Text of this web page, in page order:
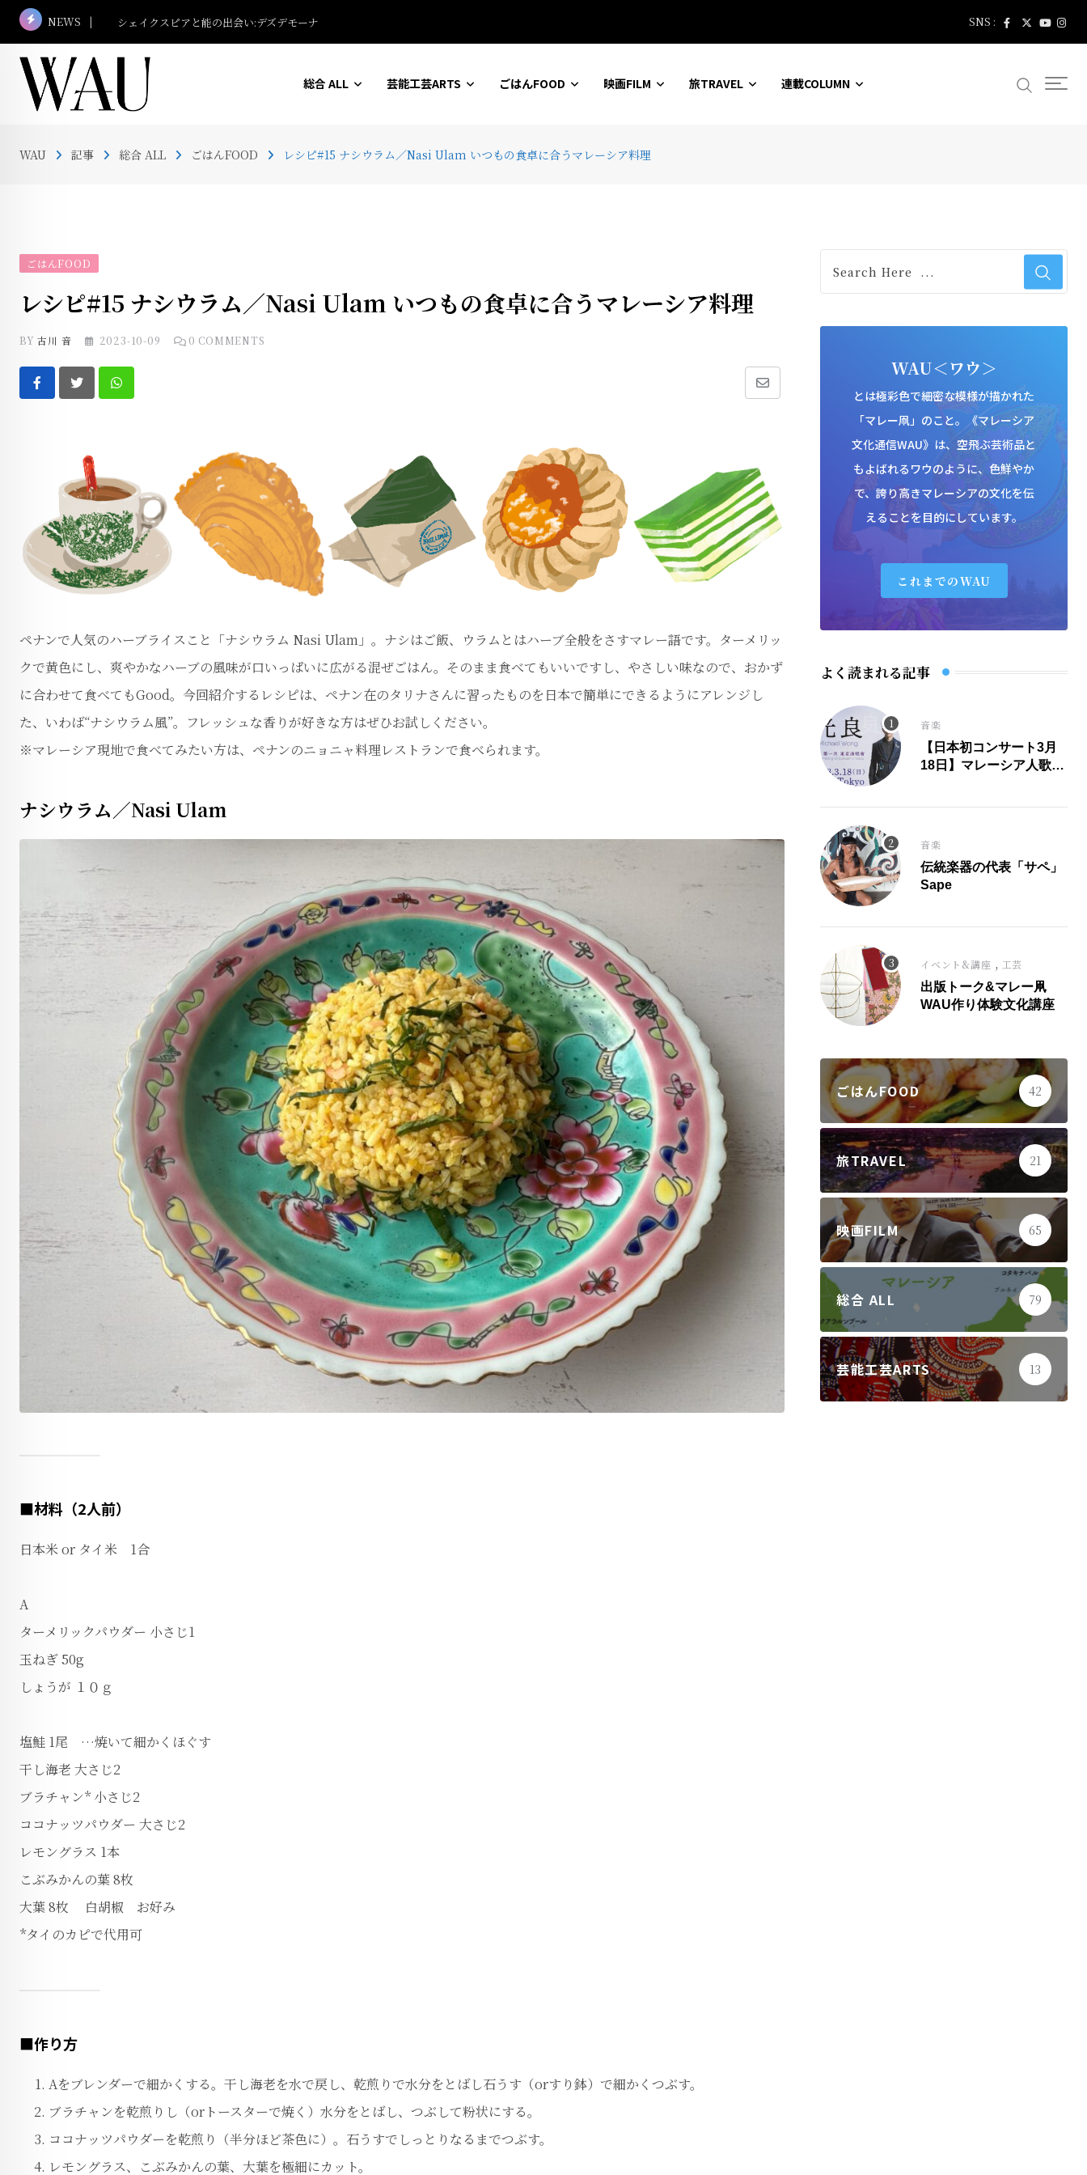
Skip
to
content
NEWS マレーシア名建築さんぽ #13 ボルネオ・コンベンションセンター SNS :
総合 ALL 芸能工芸ARTS ごはんFOOD 映画FILM 旅TRAVEL 連載COLUMN
WAU 記事 総合 ALL ごはんFOOD レシピ#15 ナシウラム／Nasi Ulam いつもの食卓に合うマレーシア料理
ごはんFOOD
レシピ#15 ナシウラム／Nasi Ulam いつもの食卓に合うマレーシア料理
BY古川 音 2023-10-09 0 COMMENTS
Whatsapp
Share
ペナンで人気のハーブライスこと「ナシウラム Nasi Ulam」。ナシはご飯、ウラムとはハーブ全般をさすマレー語です。ターメリッ
クで黄色にし、爽やかなハーブの風味が口いっぱいに広がる混ぜごはん。そのまま食べてもいいですし、やさしい味なので、おかず
に合わせて食べてもGood。今回紹介するレシピは、ペナン在のタリナさんに習ったものを日本で簡単にできるようにアレンジし
た、いわば“ナシウラム風”。フレッシュな香りが好きな方はぜひお試しください。
※マレーシア現地で食べてみたい方は、ペナンのニョニャ料理レストランで食べられます。
ナシウラム／Nasi Ulam
■材料（2人前）
日本米 or タイ米 1合
A
ターメリックパウダー 小さじ1
玉ねぎ 50g
しょうが １０ｇ
塩鮭 1尾 …焼いて細かくほぐす
干し海老 大さじ2
ブラチャン* 小さじ2
ココナッツパウダー 大さじ2
レモングラス 1本
こぶみかんの葉 8枚
大葉 8枚 白胡椒 お好み
*タイのカピで代用可
■作り方
Aをブレンダーで細かくする。干し海老を水で戻し、乾煎りで水分をとばし石うす（orすり鉢）で細かくつぶす。
ブラチャンを乾煎りし（orトースターで焼く）水分をとばし、つぶして粉状にする。
ココナッツパウダーを乾煎り（半分ほど茶色に）。石うすでしっとりなるまでつぶす。
レモングラス、こぶみかんの葉、大葉を極細にカット。
WAU＜ワウ＞
とは極彩色で細密な模様が描かれた
「マレー凧」のこと。《マレーシア
文化通信WAU》は、空飛ぶ芸術品と
もよばれるワウのように、色鮮やか
で、誇り高きマレーシアの文化を伝
えることを目的にしています。
これまでのWAU
よく読まれる記事
音楽
【日本初コンサート3月
18日】マレーシア人歌
音楽
伝統楽器の代表「サペ」
Sape
イベント&講座 , 工芸
出版トーク&マレー凧
WAU作り体験文化講座
ごはんFOOD 42
旅TRAVEL 21
映画FILM 65
総合 ALL 79
芸能工芸ARTS 13